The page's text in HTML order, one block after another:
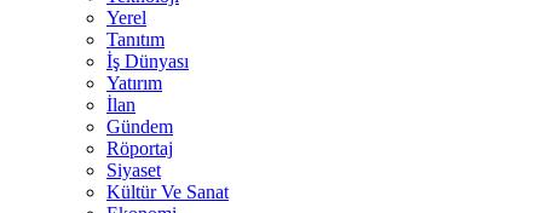
Yerel
Tanıtım
İş Dünyası
Yatırım
İlan
Gündem
Röportaj
Siyaset
Kültür Ve Sanat